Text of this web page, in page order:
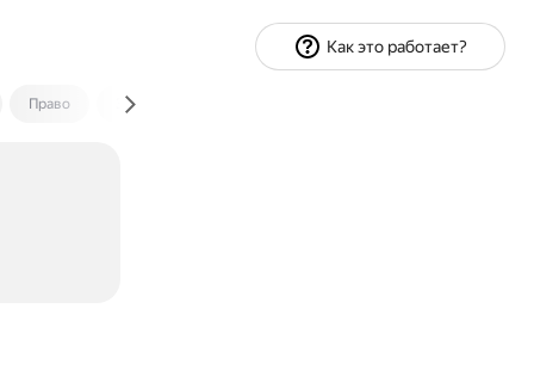
Право Экономика и финансы
Как это работает?